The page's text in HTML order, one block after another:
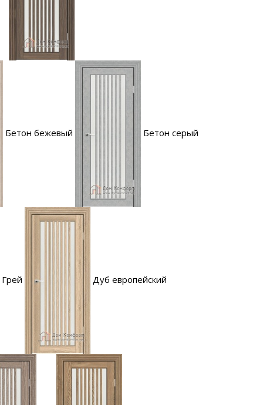
Бетон бежевый Бетон серый
Грей Дуб европейский